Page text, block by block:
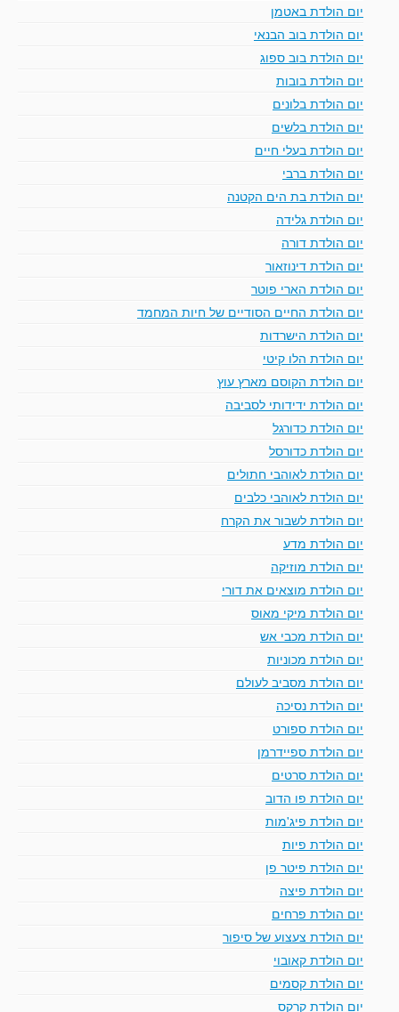
יום הולדת באטמן
יום הולדת בוב הבנאי
יום הולדת בוב ספוג
יום הולדת בובות
יום הולדת בלונים
יום הולדת בלשים
יום הולדת בעלי חיים
יום הולדת ברבי
יום הולדת בת הים הקטנה
יום הולדת גלידה
יום הולדת דורה
יום הולדת דינוזאור
יום הולדת הארי פוטר
יום הולדת החיים הסודיים של חיות המחמד
יום הולדת הישרדות
יום הולדת הלו קיטי
יום הולדת הקוסם מארץ עוץ
יום הולדת ידידותי לסביבה
יום הולדת כדורגל
יום הולדת כדורסל
יום הולדת לאוהבי חתולים
יום הולדת לאוהבי כלבים
יום הולדת לשבור את הקרח
יום הולדת מדע
יום הולדת מוזיקה
יום הולדת מוצאים את דורי
יום הולדת מיקי מאוס
יום הולדת מכבי אש
יום הולדת מכוניות
יום הולדת מסביב לעולם
יום הולדת נסיכה
יום הולדת ספורט
יום הולדת ספיידרמן
יום הולדת סרטים
יום הולדת פו הדוב
יום הולדת פיג'מות
יום הולדת פיות
יום הולדת פיטר פן
יום הולדת פיצה
יום הולדת פרחים
יום הולדת צעצוע של סיפור
יום הולדת קאובוי
יום הולדת קסמים
יום הולדת קרקס